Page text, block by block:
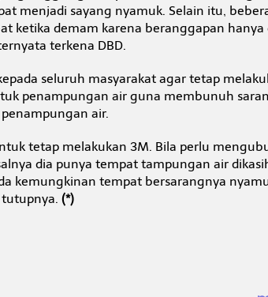
menjadi sayang nyamuk. Selain itu,
ketika demam karena beranggapan hanya
terkena DBD.
seluruh masyarakat agar tetap
penampungan air guna membunuh
air.
tetap melakukan 3M. Bila perlu
dia punya tempat tampungan air
kemungkinan tempat bersarangnya
(*)